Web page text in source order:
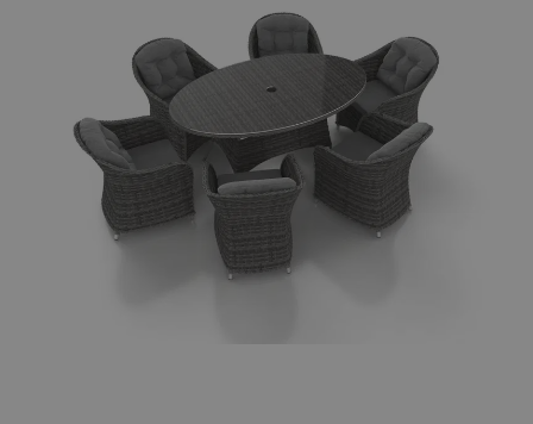
asiatici. Il rattan sintetico impiegato per la nostra line Baltic
Collection è formato dall’intreccio di due tipi di fibre grigie “semi
rotonde” una più larga e una più stretta. La flessibilità della fibra,
permette di creare arredi nelle forme più svariate. La resina
sintetica intrecciata si distingue inoltre per la sua notevole
resistenza alla salsedine, al cloro e alle sostanze contenute nelle
creme solari. I nostri prodotti sono altrettanto resistenti agli agenti
atmosferici e ai raggi UV e si possono quindi lasciare
tranquillamente all´aperto. Non hanno bisogno di nessuna